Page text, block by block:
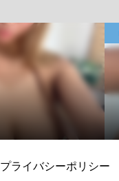
プライバシーポリシー